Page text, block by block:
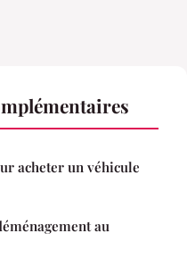
acheter un véhicule
au